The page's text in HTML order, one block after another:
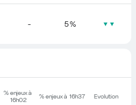
- 5 % ▼▼
% enjeux à
16h02
% enjeux à 16h37 Evolution